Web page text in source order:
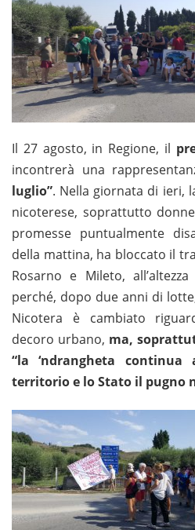
Il 27 agosto, in Regione, il
incontrerà una
luglio”. Nella giornata di ieri,
nicoterese, soprattutto
promesse puntualmente
della mattina, ha bloccato il
Rosarno e Mileto,
perché, dopo due anni di
Nicotera è cambiato
decoro urbano, ma,
“la ‘ndrangheta
territorio e lo Stato il pugno